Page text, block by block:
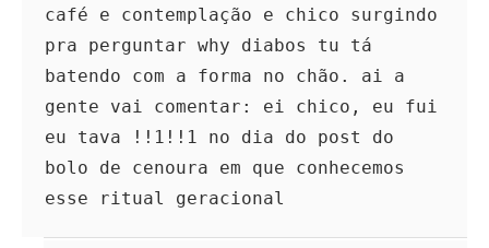
café e contemplação e chico surgindo
pra perguntar why diabos tu tá
batendo com a forma no chão. ai a
gente vai comentar: ei chico, eu fui
eu tava !!1!!1 no dia do post do
bolo de cenoura em que conhecemos
esse ritual geracional